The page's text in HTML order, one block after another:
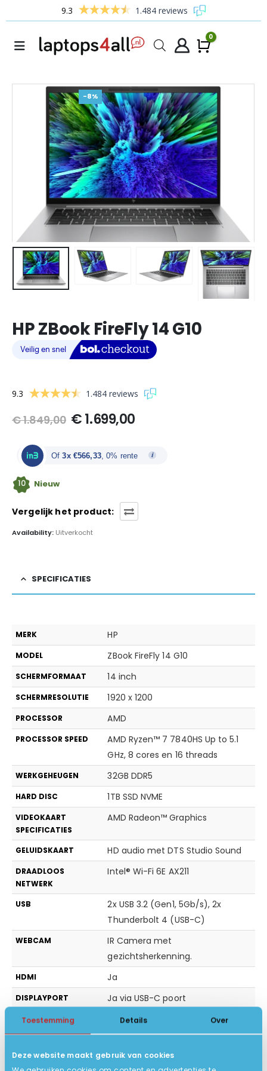
Toestemming Details Over
Deze website maakt gebruik van cookies
9.3 1.484 reviews
0
-8%
HP ZBook FireFly 14 G10
9.3 1.484 reviews
€1.849,00 Oorspronkelijke
€ 1.849,00.
€1.699,00Huidige
€ 1.699,00.
Of3x €566,33, 0% rente
10 Nieuw
Vergelijk het product:
Availability: Uitverkocht
SPECIFICATIES
MERK HP
MODEL ZBook FireFly 14 G10
SCHERMFORMAAT 14 inch
SCHERMRESOLUTIE 1920 x 1200
PROCESSOR AMD
PROCESSOR SPEED
AMD Ryzen™ 7 7840HS Up to 5.1
GHz, 8 cores en 16 threads
WERKGEHEUGEN 32GB DDR5
HARD DISC 1TB SSD NVME
VIDEOKAART
SPECIFICATIES
AMD Radeon™ Graphics
GELUIDSKAART HD audio met DTS Studio Sound
DRAADLOOS
NETWERK
Intel® Wi-Fi 6E AX211
USB
2x USB 3.2 (Gen1, 5Gb/s), 2x
Thunderbolt 4 (USB-C)
WEBCAM
IR Camera met
gezichtsherkenning.
HDMI Ja
DISPLAYPORT Ja via USB-C poort
AANSLUITING 2x Thunderbolt (USB -C), HDMI
TOETSENBORD QWERTY/US backlit keyboard!